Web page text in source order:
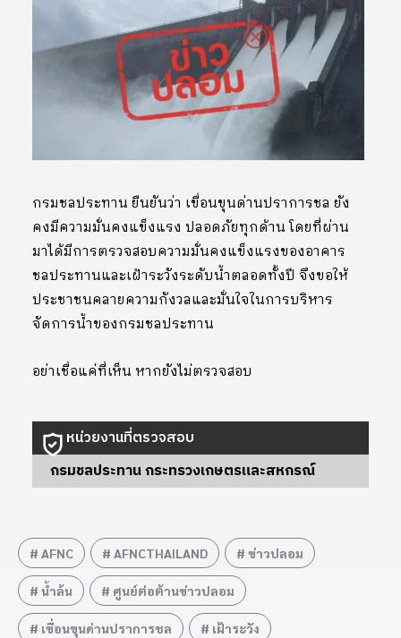
กรมชลประทาน ยืนยันว่า เขื่อนขุนด่านปราการชล ยัง
คงมีความมั่นคงแข็งแรง ปลอดภัยทุกด้าน โดยที่ผ่าน
มาได้มีการตรวจสอบความมั่นคงแข็งแรงของอาคาร
ชลประทานและเฝ้าระวังระดับน้ำตลอดทั้งปี จึงขอให้
ประชาชนคลายความกังวลและมั่นใจในการบริหาร
จัดการน้ำของกรมชลประทาน
อย่าเชื่อแค่ที่เห็น หากยังไม่ตรวจสอบ
หน่วยงานที่ตรวจสอบ
กรมชลประทาน กระทรวงเกษตรและสหกรณ์
AFNC AFNCTHAILAND ข่าวปลอม
น้ำล้น ศูนย์ต่อต้านข่าวปลอม
เขื่อนขุนด่านปราการชล เฝ้าระวัง